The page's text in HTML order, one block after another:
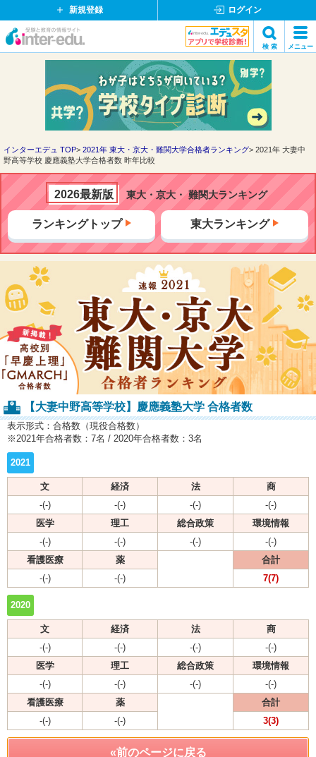
新規登録 ログイン
イ
ド
ッ
ト
検 索 メニュー
検索
インターエデュ TOP 2021年 東大・京大・難関大学合格者ランキング
2021年 大妻中
野高等学校 慶應義塾大学合格者数 昨年比較
2026最新版 東大・京大・ 難関大ランキング
ランキングトップ 東大ランキング
【大妻中野高等学校】慶應義塾大学 合格者数
表示形式：合格数（現役合格数）
※2021年合格者数：7名 / 2020年合格者数：3名
2021
文 経済 法
商
-(-)
-(-) -(-)
-(-)
医学
理工 総合政策
環境情報
-(-)
-(-) -(-)
-(-)
看護医療
薬
合計
-(-)
-(-) 7(7)
2020
文 経済 法
商
-(-)
-(-) -(-)
-(-)
医学
理工 総合政策
環境情報
-(-)
-(-) -(-)
-(-)
看護医療
薬
合計
-(-)
-(-) 3(3)
«前のページに戻る